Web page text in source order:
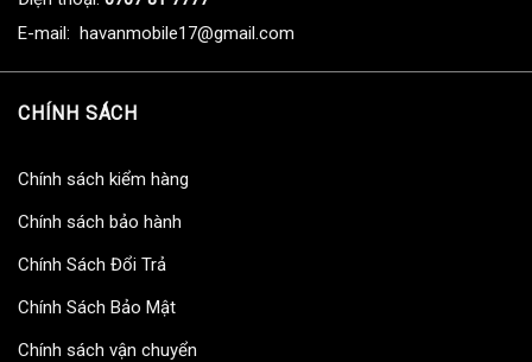
E-mail: havanmobile17@gmail.com
CHÍNH SÁCH
Chính sách kiểm hàng
Chính sách bảo hành
Chính Sách Đổi Trả
Chính Sách Bảo Mật
Chính sách vận chuyển